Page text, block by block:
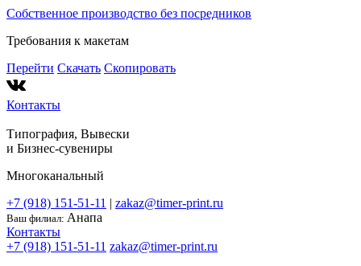
Собственное производство без посредников
Требования к макетам
Перейти Скачать Скопировать
Контакты
Типография, Вывески
и Бизнес-сувениры
Многоканальный
+7 (918) 151-51-11 | zakaz@timer-print.ru
Ваш филиал: Анапа
Контакты
+7 (918) 151-51-11 zakaz@timer-print.ru